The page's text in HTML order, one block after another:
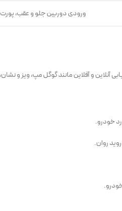
ورودی دوربین جلو و عقب، پورت USB، ورودی آنتن FM، خروجی‌های صوتی و تصویری
خودرو.
روان.